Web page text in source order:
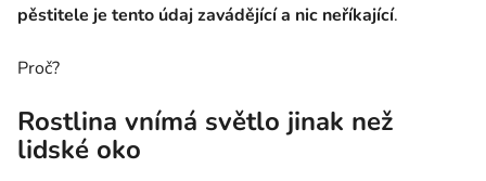
pěstitele je tento údaj zavádějící a nic neříkající.
Proč?
Rostlina vnímá světlo jinak než
lidské oko